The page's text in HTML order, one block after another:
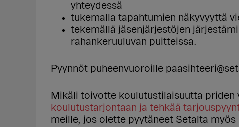
yhteydessä
tukemalla tapahtumien näkyvyyttä
tekemällä jäsenjärjestöjen
rahankeruuluvan puitteissa.
Pyynnöt puheenvuoroille
Mikäli toivotte koulutustilaisuutta priden
koulutustarjontaan ja tehkää
meille, jos olette pyytäneet Setalta myös